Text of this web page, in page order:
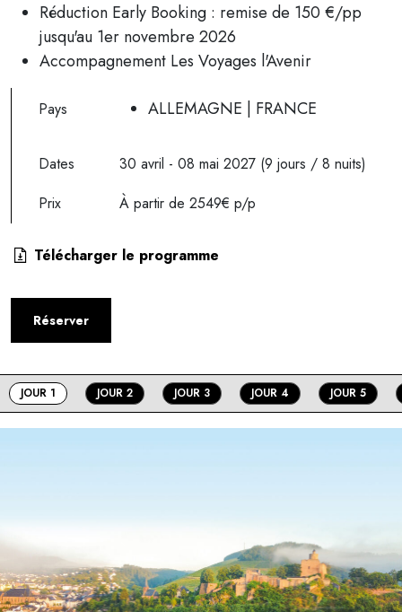
Réduction Early Booking : remise de 150 €/pp
jusqu'au 1er novembre 2026
Accompagnement Les Voyages l'Avenir
Pays ALLEMAGNE | FRANCE
Dates
30 avril - 08 mai 2027 (9 jours / 8 nuits)
Prix
À partir de 2549€ p/p
Télécharger le programme
Réserver
JOUR 1 JOUR 2 JOUR 3 JOUR 4 JOUR 5